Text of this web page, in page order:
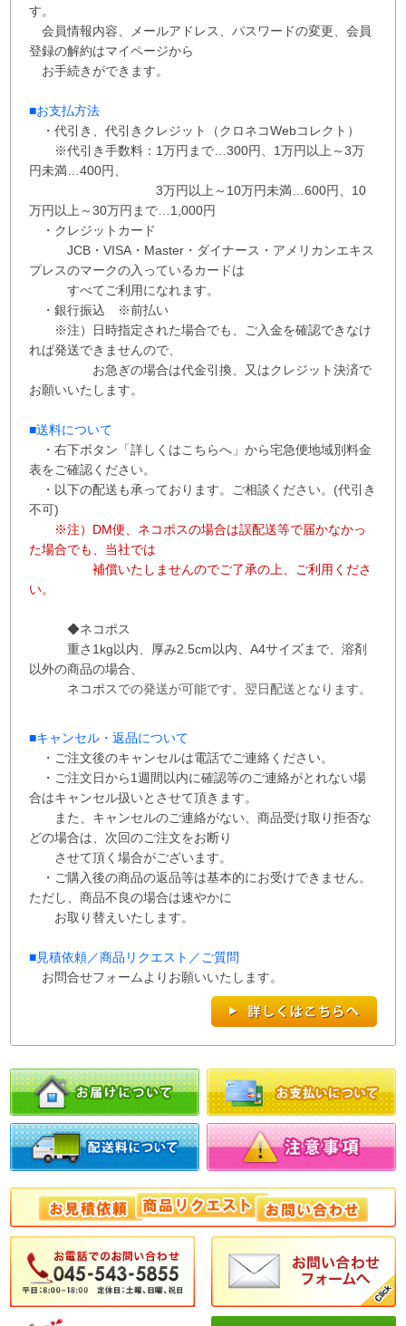
す。
会員情報内容、メールアドレス、パスワードの変更、会員
登録の解約はマイページから
お手続きができます。
■お支払方法
・代引き、代引きクレジット（クロネコWebコレクト）
※代引き手数料： 1万円まで…300円、 1万円以上～3万
円未満…400円、
3万円以上～10万円未満…600円、 10
万円以上～30万円まで…1,000円
・クレジットカード
JCB・VISA・Master・ダイナース・アメリカンエキス
プレスのマークの入っているカードは
すべてご利用になれます。
・銀行振込 ※前払い
※注）日時指定された場合でも、ご入金を確認できなけ
れば発送できませんので、
お急ぎの場合は代金引換、又はクレジット決済で
お願いいたします。
■送料について
・右下ボタン 「詳しくはこちらへ」から宅急便地域別料金
表をご確認ください。
・以下の配送も承っております。ご相談ください。(代引き
不可)
※注）DM便、ネコポスの場合は誤配送等で届かなかっ
た場合でも、当社では
補償いたしませんのでご了承の上、ご利用くださ
い。
◆ネコポス
重さ1kg以内、 厚み2.5cm以内、A4サイズまで、溶剤
以外の商品の場合、
ネコポスでの発送が可能です。 翌日配送となります。
■キャンセル・返品について
・ご注文後のキャンセルは電話でご連絡ください。
・ご注文日から1週間以内に確認等のご連絡がとれない場
合はキャンセル扱いとさせて頂き ます。
また、 キャンセルのご連絡がない、商品受け取り拒否な
どの場合は、次回のご注文をお断り
させて頂く場合がございます。
・ご購入後の商品の返品等は基本的にお受けできません。
ただし、商品不良の場合は速やかに
お取り替えいたします。
■見積依頼／商品リクエスト／ご質問
お問合せフォームよりお願いいたします。